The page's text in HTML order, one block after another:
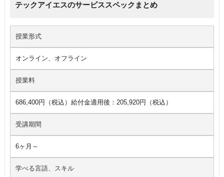
テックアイエスのサービススペックまとめ
授業形式
オンライン、オフライン
授業料
686,400円（税込）給付金適用後：205,920円（税込）
受講期間
6ヶ月～
学べる言語、スキル